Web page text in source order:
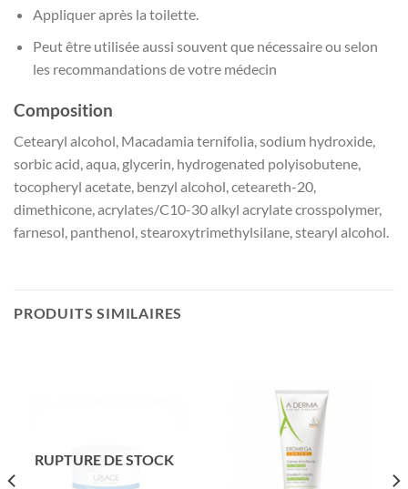
Appliquer après la toilette.
Peut être utilisée aussi souvent que nécessaire ou selon
les recommandations de votre médecin
Composition
Cetearyl alcohol, Macadamia ternifolia, sodium hydroxide,
sorbic acid, aqua, glycerin, hydrogenated polyisobutene,
tocopheryl acetate, benzyl alcohol, ceteareth-20,
dimethicone, acrylates/C10-30 alkyl acrylate crosspolymer,
farnesol, panthenol, stearoxytrimethylsilane, stearyl alcohol.
PRODUITS SIMILAIRES
RUPTURE DE STOCK